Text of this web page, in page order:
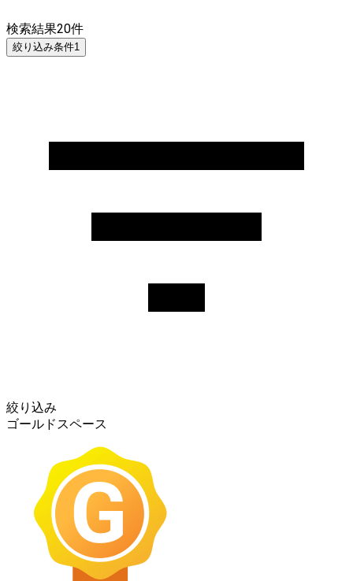
検索結果20件
絞り込み条件1
絞り込み
ゴールドスペース